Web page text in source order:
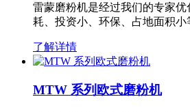
雷蒙磨粉机是经过我们的专家
耗、投资小、环保、占地面积
了解详情
MTW 系列欧式磨粉机